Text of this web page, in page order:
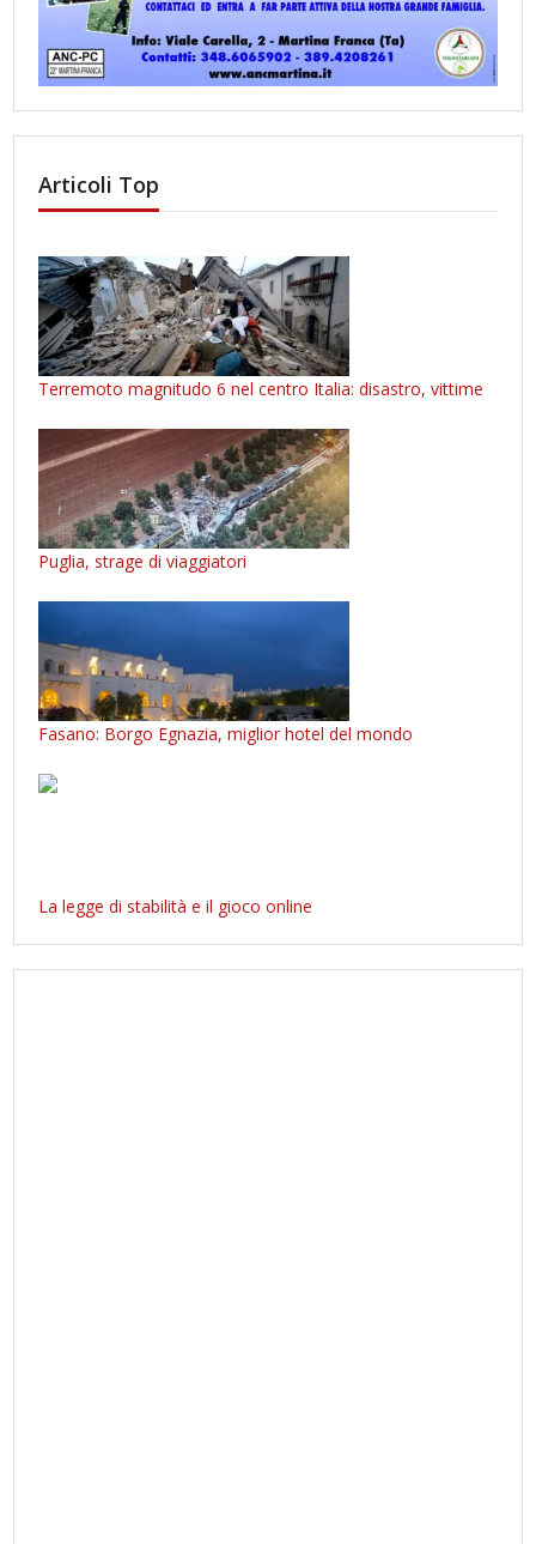
Articoli Top
Terremoto magnitudo 6 nel centro Italia: disastro, vittime
Puglia, strage di viaggiatori
Fasano: Borgo Egnazia, miglior hotel del mondo
La legge di stabilità e il gioco online